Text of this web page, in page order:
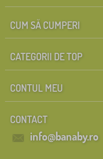
CUM SĂ CUMPERI
CATEGORII DE TOP
CONTUL MEU
CONTACT
info@banaby.ro